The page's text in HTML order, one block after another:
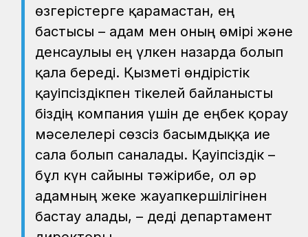
өзгерістерге қарамастан, ең
бастысы – адам мен оның өмірі және
денсаулығы ең үлкен назарда болып
қала береді. Қызметі өндірістік
қауіпсіздікпен тікелей байланысты
біздің компания үшін де еңбек қорғау
мәселелері сөзсіз басымдыққа ие
сала болып саналады. Қауіпсіздік –
бұл күн сайынғы тәжірибе, ол әр
адамның жеке жауапкершілігінен
бастау алады, – деді департамент